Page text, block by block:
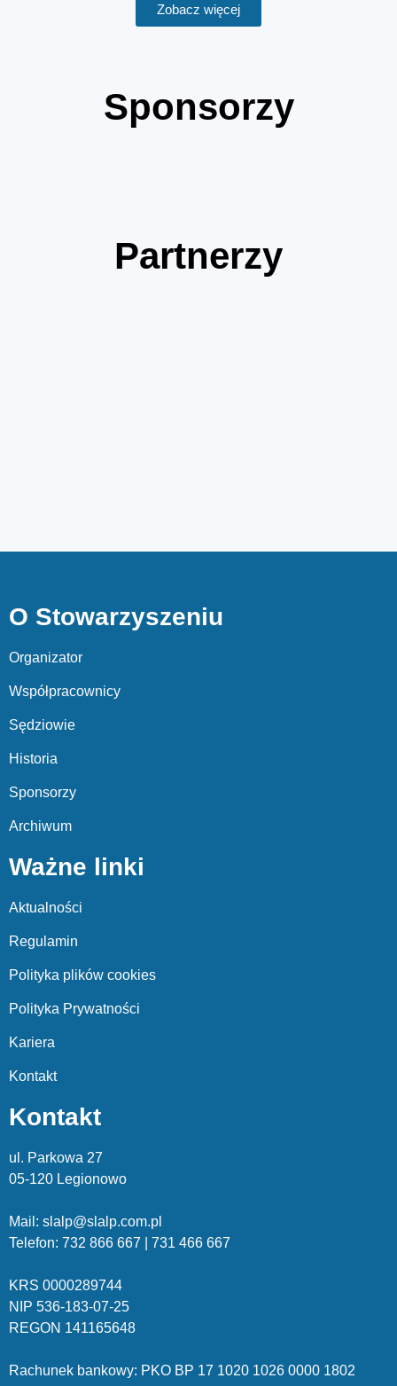
Zobacz więcej
Sponsorzy
Partnerzy
O Stowarzyszeniu
Organizator
Współpracownicy
Sędziowie
Historia
Sponsorzy
Archiwum
Ważne linki
Aktualności
Regulamin
Polityka plików cookies
Polityka Prywatności
Kariera
Kontakt
Kontakt
ul. Parkowa 27
05-120 Legionowo
Mail: slalp@slalp.com.pl
Telefon: 732 866 667 | 731 466 667
KRS 0000289744
NIP 536-183-07-25
REGON 141165648
Rachunek bankowy: PKO BP 17 1020 1026 0000 1802